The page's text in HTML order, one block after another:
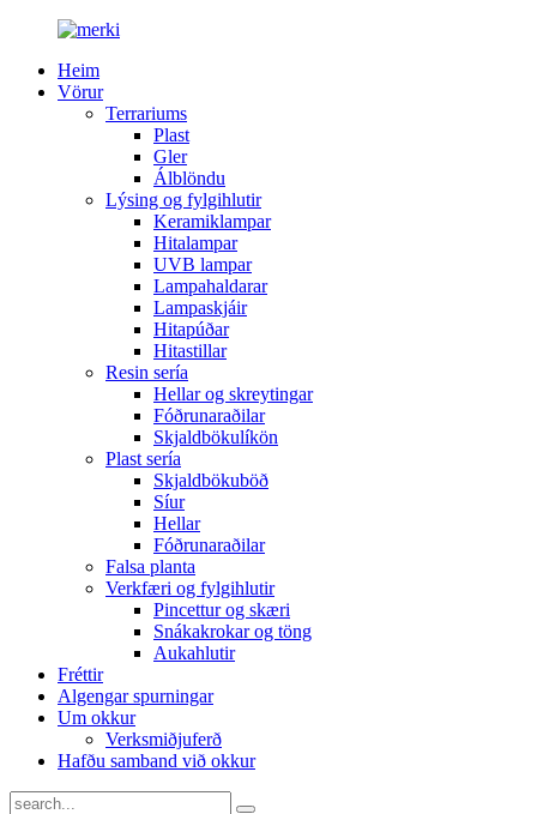
Heim
Vörur
Terrariums
Plast
Gler
Álblöndu
Lýsing og fylgihlutir
Keramiklampar
Hitalampar
UVB lampar
Lampahaldarar
Lampaskjáir
Hitapúðar
Hitastillar
Resin sería
Hellar og skreytingar
Fóðrunaraðilar
Skjaldbökulíkön
Plast sería
Skjaldbökuböð
Síur
Hellar
Fóðrunaraðilar
Falsa planta
Verkfæri og fylgihlutir
Pincettur og skæri
Snákakrokar og töng
Aukahlutir
Fréttir
Algengar spurningar
Um okkur
Verksmiðjuferð
Hafðu samband við okkur